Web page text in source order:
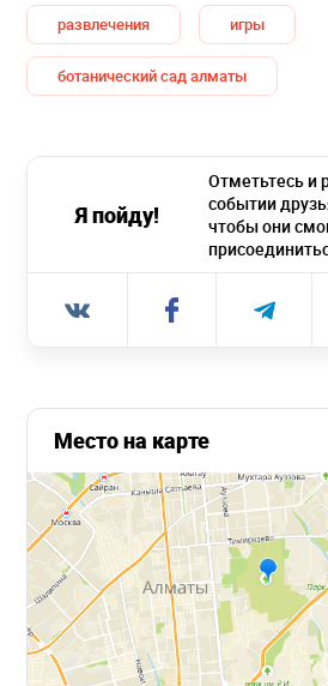
развлечения игры
ботанический сад алматы
Я пойду!
Отметьтесь и
событии
чтобы они
Место на карте